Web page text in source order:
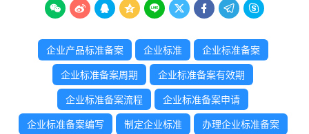
        
企业产品标准备案 企业标准 企业标准备案
企业标准备案周期 企业标准备案有效期
企业标准备案流程 企业标准备案申请
企业标准备案编写 制定企业标准 办理企业标准备案